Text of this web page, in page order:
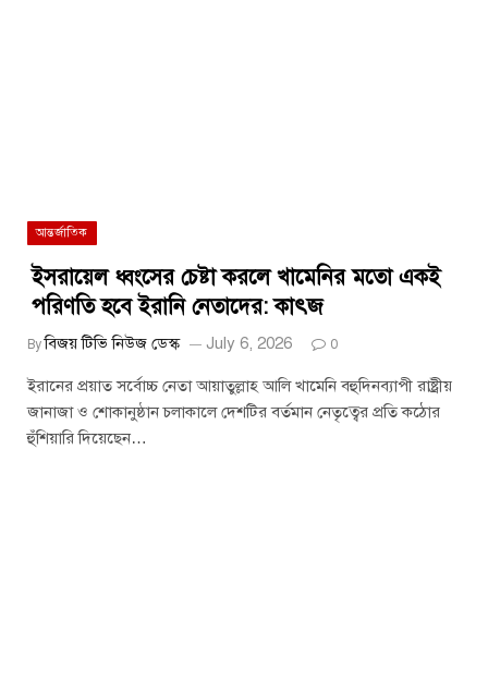
আন্তর্জাতিক
ইসরায়েল ধ্বংসের চেষ্টা করলে খামেনির মতো একই
পরিণতি হবে ইরানি নেতাদের: কাৎজ
By বিজয় টিভি নিউজ ডেস্ক July 6, 2026 0
ইরানের প্রয়াত সর্বোচ্চ নেতা আয়াতুল্লাহ আলি খামেনি বহুদিনব্যাপী রাষ্ট্রীয়
জানাজা ও শোকানুষ্ঠান চলাকালে দেশটির বর্তমান নেতৃত্বের প্রতি কঠোর
হুঁশিয়ারি দিয়েছেন…